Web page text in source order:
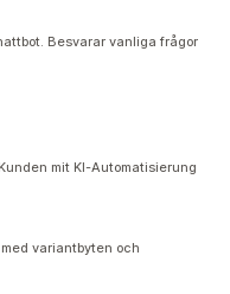
Besvarar vanliga frågor
mit KI-Automatisierung
variantbyten och